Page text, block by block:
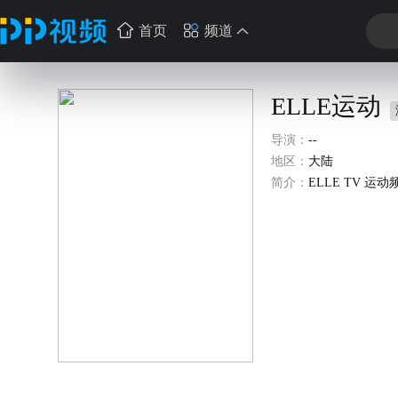
首页 频道
ELLE运动
导演： --
地区： 大陆
简介： ELLE TV 运动